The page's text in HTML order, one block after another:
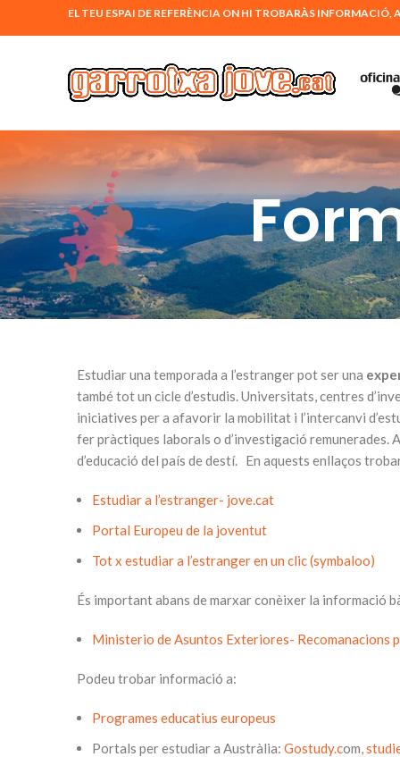
EL TEU ESPAI DE REFERÈNCIA ON HI TROBARÀS
Estudiar una temporada a l’estranger pot ser una
també tot un cicle d’estudis. Universitats, centres
iniciatives per a afavorir la mobilitat i l’intercanvi
fer pràctiques laborals o d’investigació remunerades.
d’educació del país de destí. En aquests enllaços
Estudiar a l’estranger- jove.cat
Portal Europeu de la joventut
Tot x estudiar a l’estranger en un clic (symbaloo)
És important abans de marxar conèixer la informació
Ministerio de Asuntos Exteriores- Recomanacions
Podeu trobar informació a:
Programes educatius europeus
Portals per estudiar a Austràlia: Gostudy.com,